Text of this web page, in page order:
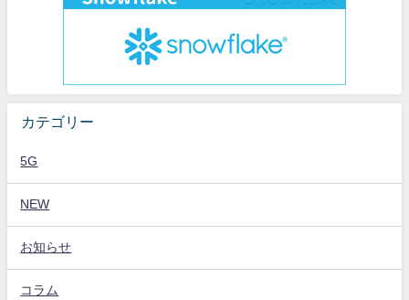
カテゴリー
5G
NEW
お知らせ
コラム